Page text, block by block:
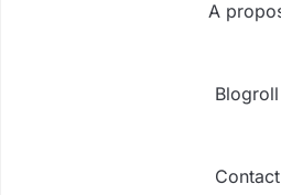
A
Blogroll
Contact